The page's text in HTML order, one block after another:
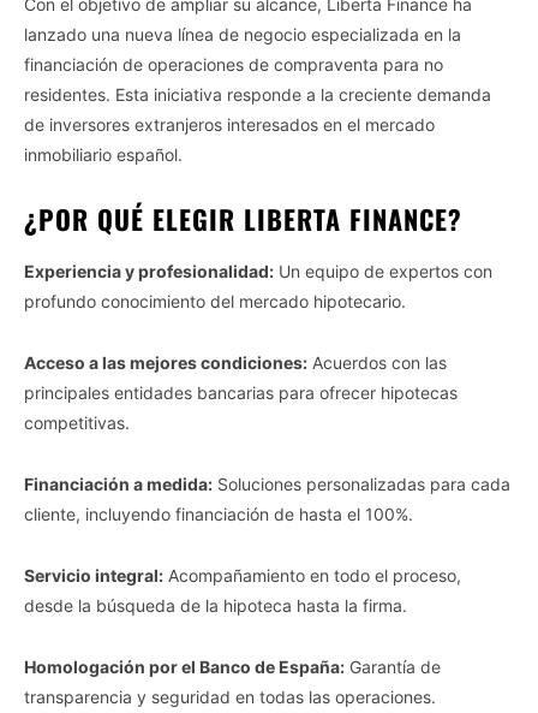
Con el objetivo de ampliar su alcance, Liberta Finance ha
lanzado una nueva línea de negocio especializada en la
financiación de operaciones de compraventa para no
residentes. Esta iniciativa responde a la creciente demanda
de inversores extranjeros interesados en el mercado
inmobiliario español.
¿POR QUÉ ELEGIR LIBERTA FINANCE?
Experiencia y profesionalidad: Un equipo de expertos con
profundo conocimiento del mercado hipotecario.
Acceso a las mejores condiciones: Acuerdos con las
principales entidades bancarias para ofrecer hipotecas
competitivas.
Financiación a medida: Soluciones personalizadas para cada
cliente, incluyendo financiación de hasta el 100%.
Servicio integral: Acompañamiento en todo el proceso,
desde la búsqueda de la hipoteca hasta la firma.
Homologación por el Banco de España: Garantía de
transparencia y seguridad en todas las operaciones.